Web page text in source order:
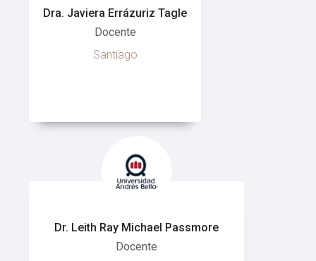
Dra. Javiera Errázuriz Tagle
Docente
Santiago
Dr. Leith Ray Michael Passmore
Docente